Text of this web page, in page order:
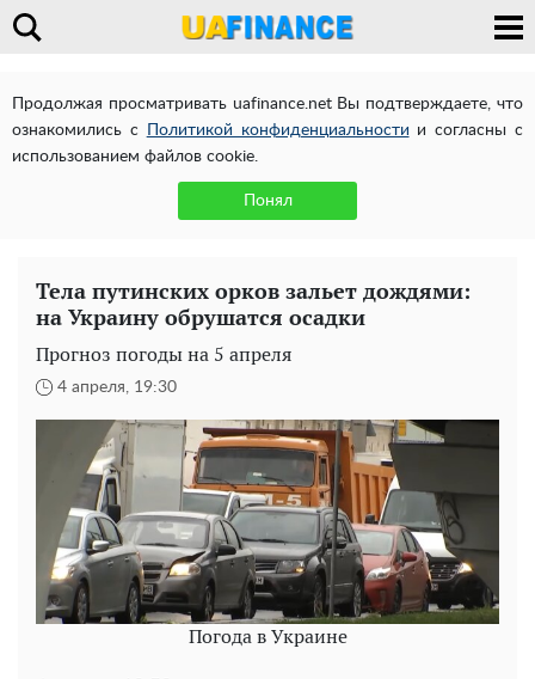
Продолжая просматривать uafinance.net Вы подтверждаете, что
ознакомились с
Политикой конфиденциальности и согласны с
использованием файлов cookie.
Понял
Тела путинских орков зальет дождями:
на Украину обрушатся осадки
Прогноз погоды на 5 апреля
4 апреля, 19:30
Погода в Украине